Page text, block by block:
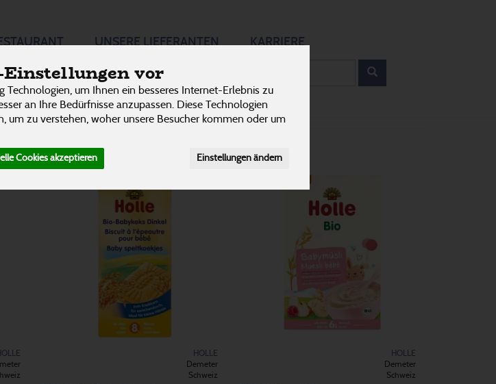
Einstellungen vor
Technologien, um Ihnen ein besseres Internet-Erlebnis zu
an Ihre Bedürfnisse anzupassen. Diese Technologien
um zu verstehen, woher unsere Besucher kommen oder um
Cookies akzeptieren Einstellungen ändern
UNSERE LIEFERANTEN KARRIERE
HOLLE
Demeter
Schweiz
HOLLE
Demeter
Schweiz